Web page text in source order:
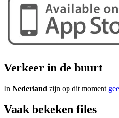
Verkeer in de buurt
In Nederland zijn op dit moment
Vaak bekeken files